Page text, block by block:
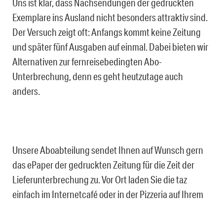
Uns ist klar, dass Nachsendungen der gedruckten
Exemplare ins Ausland nicht besonders attraktiv sind.
Der Versuch zeigt oft: Anfangs kommt keine Zeitung
und später fünf Ausgaben auf einmal. Dabei bieten wir
Alternativen zur fernreisebedingten Abo-
Unterbrechung, denn es geht heutzutage auch
anders.
Unsere Aboabteilung sendet Ihnen auf Wunsch gern
das ePaper der gedruckten Zeitung für die Zeit der
Lieferunterbrechung zu. Vor Ort laden Sie die taz
einfach im Internetcafé oder in der Pizzeria auf Ihrem